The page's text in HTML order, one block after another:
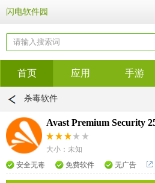
闪电软件园
首页 应用 手游
杀毒软件
大小：未知
安全无毒
免费软件 无广告